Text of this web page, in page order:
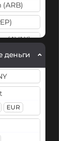
(AVAX)
(AXS)
Token
деньги
EUR